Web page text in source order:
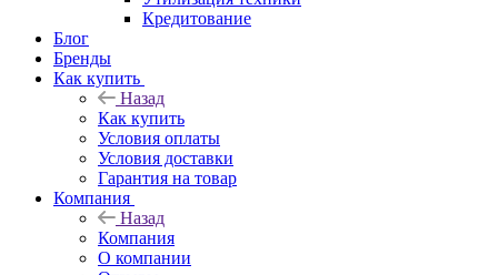
Кредитование
Блог
Бренды
Как купить
Назад
Как купить
Условия оплаты
Условия доставки
Гарантия на товар
Компания
Назад
Компания
О компании